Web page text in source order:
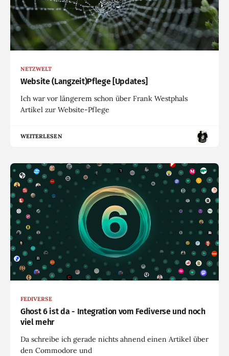
NETZWELT
Website (Langzeit)Pflege [Updates]
Ich war vor längerem schon über Frank Westphals
Artikel zur Website-Pflege
WEITERLESEN
FEDIVERSE
Ghost 6 ist da - Integration vom Fediverse und noch
viel mehr
Da schreibe ich gerade nichts ahnend einen Artikel über
den Commodore und